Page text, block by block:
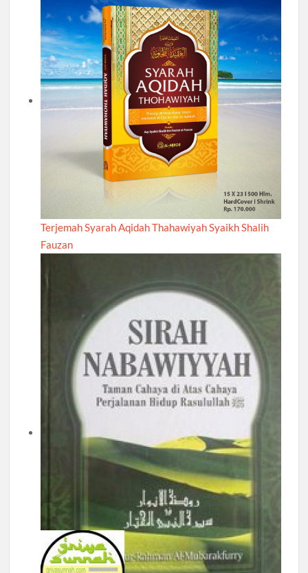
Terjemah Syarah Aqidah Thahawiyah Syaikh Shalih
Fauzan